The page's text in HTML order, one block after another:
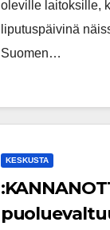
oleville laitoksille,
liputuspäivinä
Suomen…
KESKUSTA